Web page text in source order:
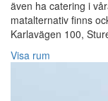
även ha catering i
matalternativ finns
Karlavägen 100,
Visa rum